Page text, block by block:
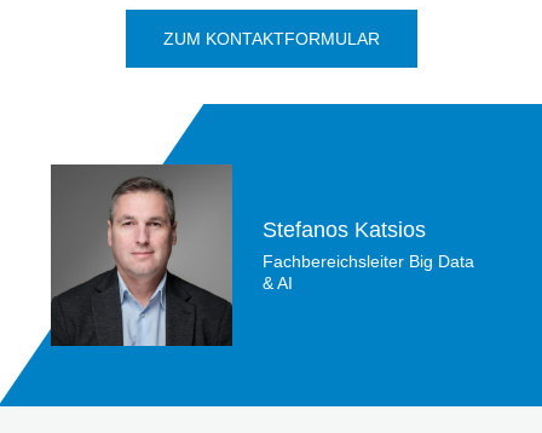
ZUM KONTAKTFORMULAR
Stefanos Katsios
Fachbereichsleiter Big Data
& AI